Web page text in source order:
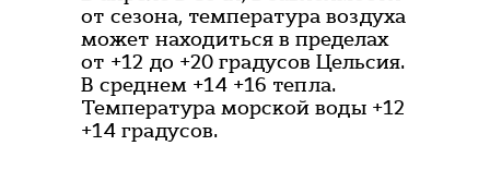
от сезона, температура воздуха
может находиться в пределах
от +12 до +20 градусов Цельсия.
В среднем +14 +16 тепла.
Температура морской воды +12
+14 градусов.